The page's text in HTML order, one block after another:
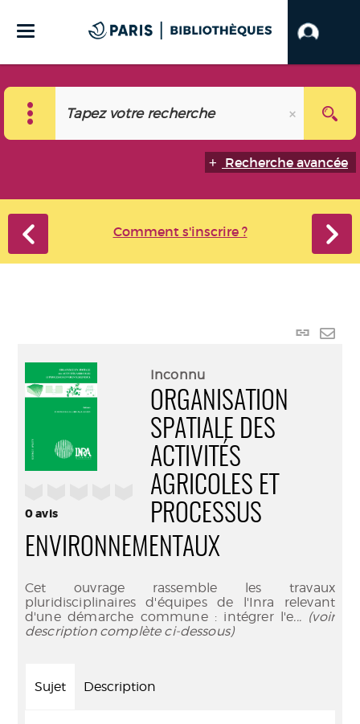
Recherche avancée
Comment s'inscrire ?
Lien
0avis
Inconnu
ORGANISATION
SPATIALE DES
ACTIVITÉS
AGRICOLES ET
PROCESSUS
ENVIRONNEMENTAUX
Cet ouvrage rassemble les travaux
pluridisciplinaires d'équipes de l'Inra relevant
d'une démarche commune : intégrer l'e... (voir
description complète ci-dessous)
Sujet Description